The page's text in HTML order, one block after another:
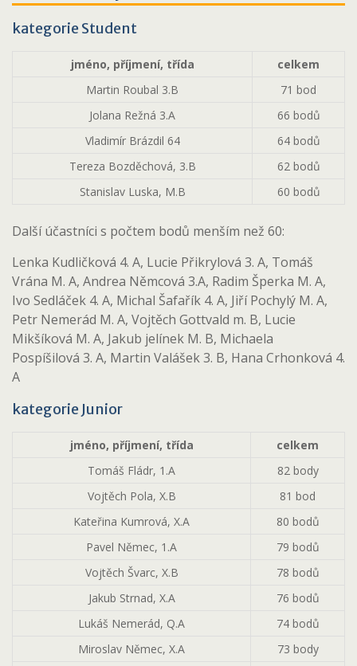
kategorie Student
jméno, příjmení, třída
celkem
Martin Roubal 3.B
71 bod
Jolana Režná 3.A
66 bodů
Vladimír Brázdil 64
64 bodů
Tereza Bozděchová, 3.B
62 bodů
Stanislav Luska, M.B
60 bodů
Další účastníci s počtem bodů menším než 60:
Lenka Kudličková 4. A, Lucie Přikrylová 3. A, Tomáš
Vrána M. A, Andrea Němcová 3.A, Radim Šperka M. A,
Ivo Sedláček 4. A, Michal Šafařík 4. A, Jiří Pochylý M. A,
Petr Nemerád M. A, Vojtěch Gottvald m. B, Lucie
Mikšíková M. A, Jakub jelínek M. B, Michaela
Pospíšilová 3. A, Martin Valášek 3. B, Hana Crhonková 4.
A
kategorie Junior
jméno, příjmení, třída
celkem
Tomáš Fládr, 1.A
82 body
Vojtěch Pola, X.B
81 bod
Kateřina Kumrová, X.A
80 bodů
Pavel Němec, 1.A
79 bodů
Vojtěch Švarc, X.B
78 bodů
Jakub Strnad, X.A
76 bodů
Lukáš Nemerád, Q.A
74 bodů
Miroslav Němec, X.A
73 body